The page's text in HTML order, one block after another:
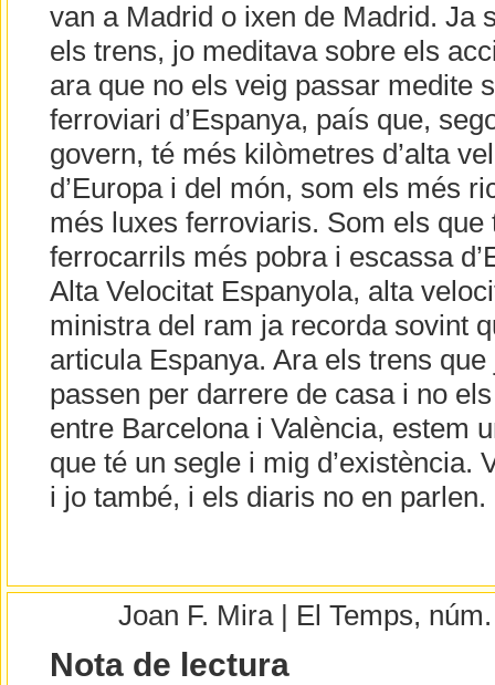
van a Madrid o ixen de Madrid. Ja
els trens, jo meditava sobre els
ara que no els veig passar medite
ferroviari d’Espanya, país que,
govern, té més kilòmetres d’alta
d’Europa i del món, som els més
més luxes ferroviaris. Som els que
ferrocarrils més pobra i escassa
Alta Velocitat Espanyola, alta
ministra del ram ja recorda sovint
articula Espanya. Ara els trens
passen per darrere de casa i no
entre Barcelona i València, estem
que té un segle i mig d’existència.
i jo també, i els diaris no en parlen.
Joan F. Mira | El Temps,
Nota de lectura